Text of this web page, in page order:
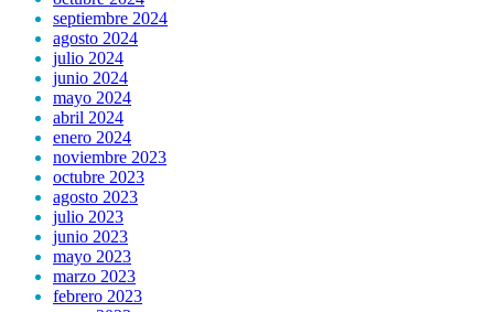
septiembre 2024
agosto 2024
julio 2024
junio 2024
mayo 2024
abril 2024
enero 2024
noviembre 2023
octubre 2023
agosto 2023
julio 2023
junio 2023
mayo 2023
marzo 2023
febrero 2023